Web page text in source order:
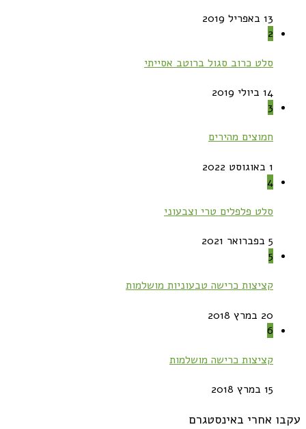
13 באפריל 2019
2
סלט כרוב סגול ברוטב אסייתי
14 ביולי 2019
3
חמוצים מהירים
1 באוגוסט 2022
4
סלט פלפלים טרי וצבעוני
5 בפברואר 2021
5
קציצות כרישה טבעוניות מושלמות
20 במרץ 2018
6
קציצות כרישה מושלמות
15 במרץ 2018
עקבו אחרי באינסטגרם